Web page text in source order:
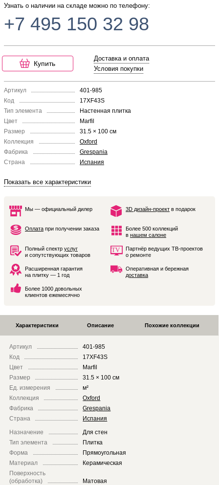
Узнать о наличии на складе можно по телефону:
+7 495 150 32 98
Купить
Доставка и оплата
Условия покупки
Артикул
401-985
Код
17XF43S
Тип элемента
Настенная плитка
Цвет
Marfil
Размер
31.5 × 100 см
Коллекция
Oxford
Фабрика
Grespania
Страна
Испания
Показать все характеристики
Мы — официальный дилер 3D дизайн-проект в подарок
Оплата при получении заказа
Более 500 коллекций
в нашем салоне
Полный спектр услуг
и сопутствующих товаров
Партнёр ведущих ТВ-проектов
о ремонте
Расширенная гарантия
на плитку — 1 год
Оперативная и бережная
доставка
Более 1000 довольных
клиентов ежемесячно
Характеристики Описание Похожие коллекции
Артикул
401-985
Код
17XF43S
Цвет
Marfil
Размер
31.5 × 100 см
Ед. измерения
м²
Коллекция
Oxford
Фабрика
Grespania
Страна
Испания
Назначение
Для стен
Тип элемента
Плитка
Форма
Прямоугольная
Материал
Керамическая
Поверхность
(обработка)
Матовая